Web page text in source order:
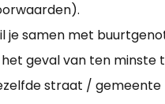
je samen met
het geval van ten minste
straat / gemeente